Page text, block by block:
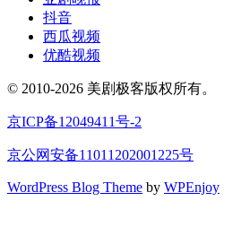
抖音
西瓜视频
优酷视频
© 2010-2026 美剧极客版权所有。
京ICP备12049411号-2
京公网安备11011202001225号
WordPress Blog Theme by WPEnjoy